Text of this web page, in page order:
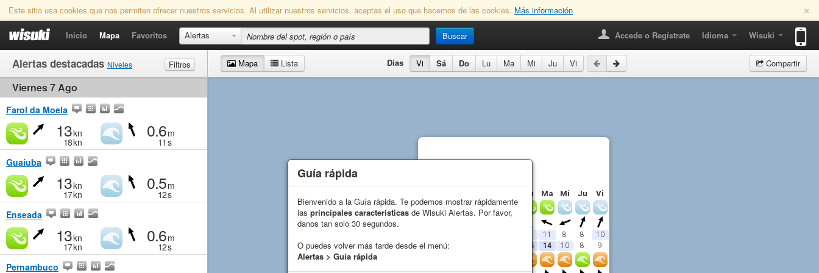
×
Este sitio usa cookies que nos permiten ofrecer nuestros servicios. Al utilizar nuestros servicios, aceptas el uso que hacemos de las cookies. Más información
Inicio Mapa Favoritos Alertas Buscar Accede o Regístrate Idioma Wisuki
Alertas destacadas Niveles
Filtros
Viento
Olas
Viernes 7 Ago
Farol da Moela
13kn
18kn
0.6m
11 s
Guaiuba
13kn
17kn
0.5m
12s
Enseada
13kn
17kn
0.6m
12s
Pernambuco
Mapa Lista Días Vi Sá Do Lu Ma Mi Ju Vi Compartir
Lu Ma Mi Ju
Vi
Viento
11 8 8 10
Racha ( 13 14 10 8 9
Guía rápida
Bienvenido a la Guía rápida. Te podemos mostrar rápidamente
las principales características de Wisuki Alertas. Por favor,
danos tan solo 30 segundos.
O puedes volver más tarde desde el menú:
Alertas > Guía rápida
Guía rápida
Bienvenido a la Guía rápida. Te podemos mostrar rápidamente
las principales características de Wisuki Alertas. Por favor,
danos tan solo 30 segundos.
O puedes volver más tarde desde el menú:
Alertas > Guía rápida